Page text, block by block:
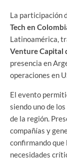
La participación
Tech en
Latinoamérica,
Venture Capital
presencia en
operaciones en
El evento
siendo uno de
de la región.
compañías y
confirmando
necesidades